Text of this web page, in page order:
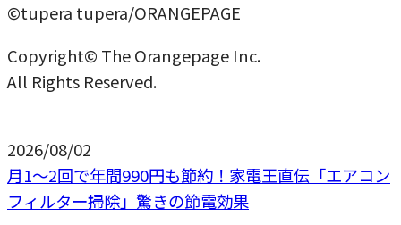
©tupera tupera/ORANGEPAGE
Copyright© The Orangepage Inc.
All Rights Reserved.
2026/08/02
月1〜2回で年間990円も節約！家電王直伝「エアコン
フィルター掃除」驚きの節電効果